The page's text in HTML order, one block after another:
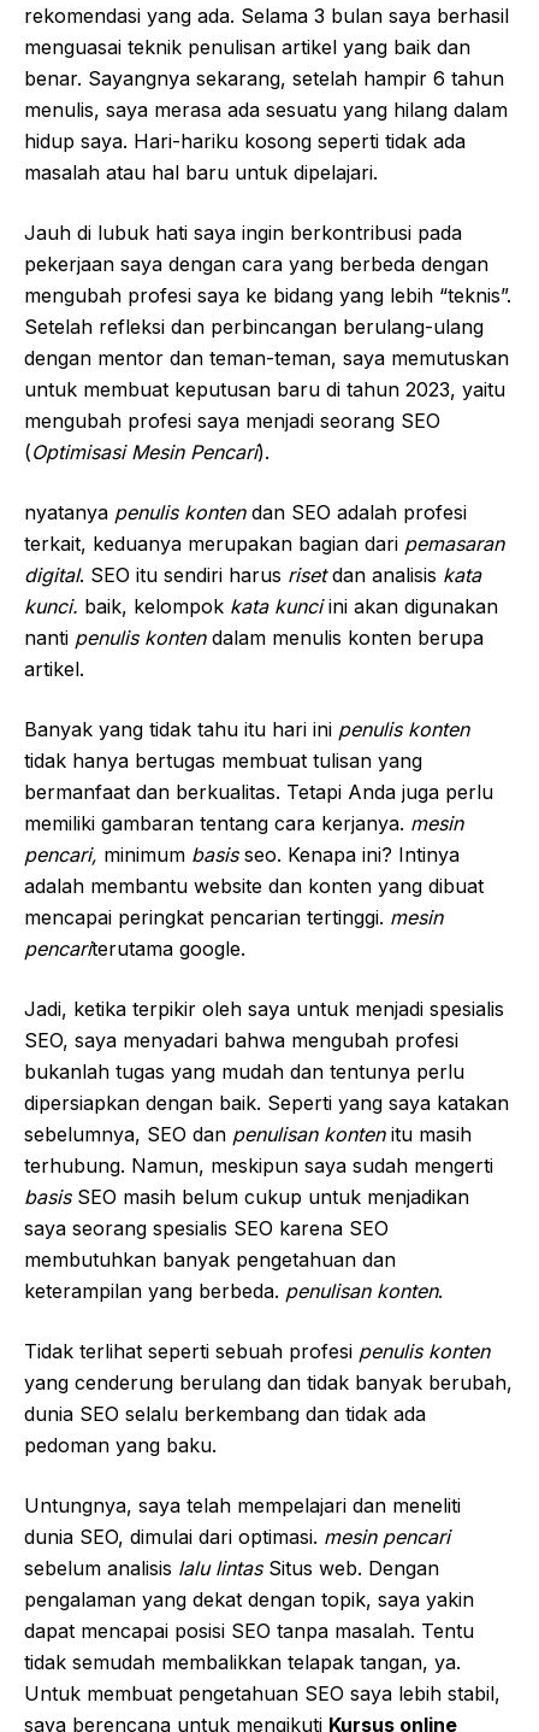
rekomendasi yang ada. Selama 3 bulan saya berhasil
menguasai teknik penulisan artikel yang baik dan
benar. Sayangnya sekarang, setelah hampir 6 tahun
menulis, saya merasa ada sesuatu yang hilang dalam
hidup saya. Hari-hariku kosong seperti tidak ada
masalah atau hal baru untuk dipelajari.
Jauh di lubuk hati saya ingin berkontribusi pada
pekerjaan saya dengan cara yang berbeda dengan
mengubah profesi saya ke bidang yang lebih “teknis”.
Setelah refleksi dan perbincangan berulang-ulang
dengan mentor dan teman-teman, saya memutuskan
untuk membuat keputusan baru di tahun 2023, yaitu
mengubah profesi saya menjadi seorang SEO
(Optimisasi Mesin Pencari).
nyatanya penulis kontendan SEO adalah profesi
terkait, keduanya merupakan bagian dari pemasaran
digital. SEO itu sendiri harus risetdan analisis kata
kunci. baik, kelompok kata kunciini akan digunakan
nanti penulis kontendalam menulis konten berupa
artikel.
Banyak yang tidak tahu itu hari ini penulis konten
tidak hanya bertugas membuat tulisan yang
bermanfaat dan berkualitas. Tetapi Anda juga perlu
memiliki gambaran tentang cara kerjanya. mesin
pencari, minimum basisseo. Kenapa ini? Intinya
adalah membantu website dan konten yang dibuat
mencapai peringkat pencarian tertinggi. mesin
pencariterutama google.
Jadi, ketika terpikir oleh saya untuk menjadi spesialis
SEO, saya menyadari bahwa mengubah profesi
bukanlah tugas yang mudah dan tentunya perlu
dipersiapkan dengan baik. Seperti yang saya katakan
sebelumnya, SEO dan penulisan kontenitu masih
terhubung. Namun, meskipun saya sudah mengerti
basisSEO masih belum cukup untuk menjadikan
saya seorang spesialis SEO karena SEO
membutuhkan banyak pengetahuan dan
keterampilan yang berbeda. penulisan konten.
Tidak terlihat seperti sebuah profesi penulis konten
yang cenderung berulang dan tidak banyak berubah,
dunia SEO selalu berkembang dan tidak ada
pedoman yang baku.
Untungnya, saya telah mempelajari dan meneliti
dunia SEO, dimulai dari optimasi. mesin pencari
sebelum analisis lalu lintasSitus web. Dengan
pengalaman yang dekat dengan topik, saya yakin
dapat mencapai posisi SEO tanpa masalah. Tentu
tidak semudah membalikkan telapak tangan, ya.
Untuk membuat pengetahuan SEO saya lebih stabil,
saya berencana untuk mengikuti Kursus online